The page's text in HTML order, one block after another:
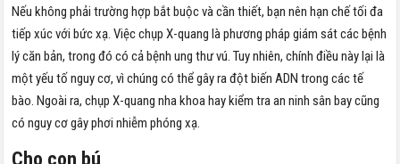
Nếu không phải trường hợp bắt buộc và cần thiết, bạn nên hạn chế tối đa
tiếp xúc với bức xạ. Việc chụp X-quang là phương pháp giám sát các bệnh
lý căn bản, trong đó có cả bệnh ung thư vú. Tuy nhiên, chính điều này lại là
một yếu tố nguy cơ, vì chúng có thể gây ra đột biến ADN trong các tế
bào. Ngoài ra, chụp X-quang nha khoa hay kiểm tra an ninh sân bay cũng
có nguy cơ gây phơi nhiễm phóng xạ.
Cho con bú